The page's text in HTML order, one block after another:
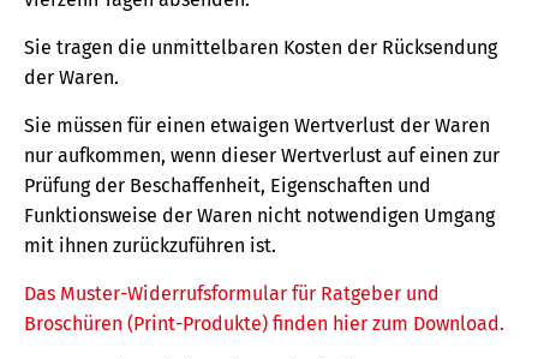
Sie tragen die unmittelbaren Kosten der Rücksendung
der Waren.
Sie müssen für einen etwaigen Wertverlust der Waren
nur aufkommen, wenn dieser Wertverlust auf einen zur
Prüfung der Beschaffenheit, Eigenschaften und
Funktionsweise der Waren nicht notwendigen Umgang
mit ihnen zurückzuführen ist.
Das Muster-Widerrufsformular für Ratgeber und
Broschüren (Print-Produkte) finden hier zum Download.